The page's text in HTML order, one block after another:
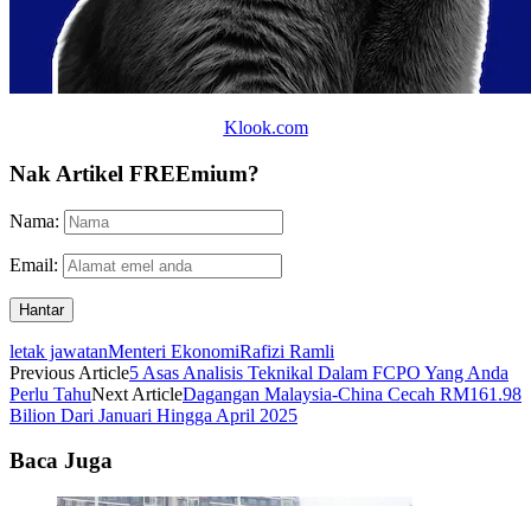
Klook.com
Nak Artikel FREEmium?
Nama:
Email:
letak jawatanMenteri EkonomiRafizi Ramli
Previous Article5 Asas Analisis Teknikal Dalam FCPO Yang Anda
Perlu TahuNext ArticleDagangan Malaysia-China Cecah RM161.98
Bilion Dari Januari Hingga April 2025
Baca Juga